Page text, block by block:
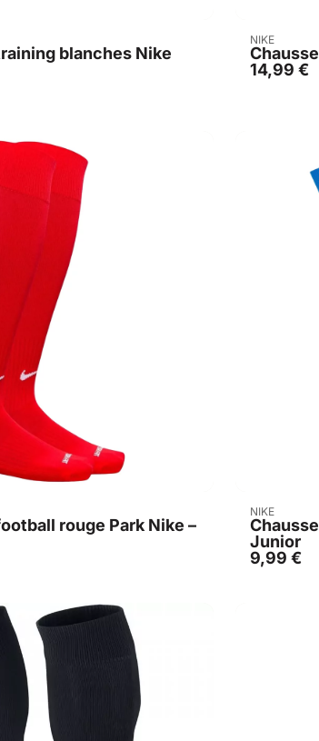
blanches Nike
NIKE
14,99 €
rouge Park Nike –
NIKE
Junior
9,99 €